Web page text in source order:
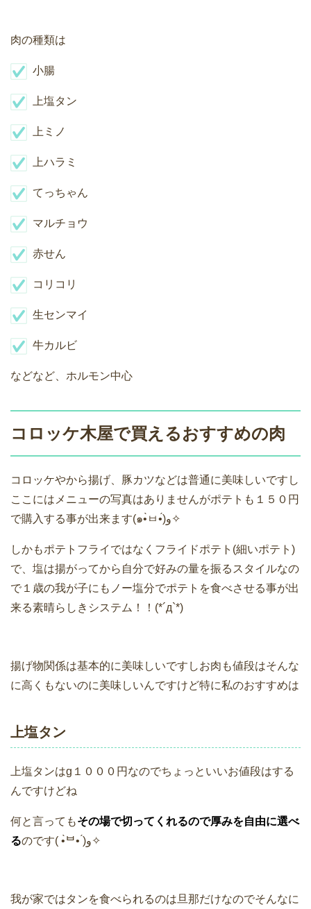
肉の種類は
小腸
上塩タン
上ミノ
上ハラミ
てっちゃん
マルチョウ
赤せん
コリコリ
生センマイ
牛カルビ
などなど、ホルモン中心
コロッケ木屋で買えるおすすめの肉
コロッケやから揚げ、豚カツなどは普通に美味しいですし
ここにはメニューの写真はありませんがポテトも１５０円
で購入する事が出来ます(๑•̀ㅂ•́)و✧
しかもポテトフライではなくフライドポテト(細いポテト)
で、塩は揚がってから自分で好みの量を振るスタイルなの
で１歳の我が子にもノー塩分でポテトを食べさせる事が出
来る素晴らしきシステム！！(*´д`*)
揚げ物関係は基本的に美味しいですしお肉も値段はそんな
に高くもないのに美味しいんですけど特に私のおすすめは
上塩タン
上塩タンはg１０００円なのでちょっといいお値段はする
んですけどね
何と言ってもその場で切ってくれるので厚みを自由に選べ
る
のです( •̀ᄇ• ́)ﻭ✧
我が家ではタンを食べられるのは旦那だけなのでそんなに